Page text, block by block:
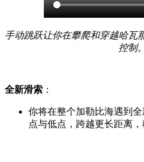
手动跳跃让你在攀爬和穿越哈瓦
控制。
全新滑索 ：
你将在整个加勒比海遇到全
点与低点，跨越更长距离，